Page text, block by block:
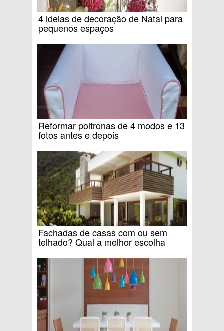
4 ideias de decoração de Natal para
pequenos espaços
Reformar poltronas de 4 modos e 13
fotos antes e depois
Fachadas de casas com ou sem
telhado? Qual a melhor escolha